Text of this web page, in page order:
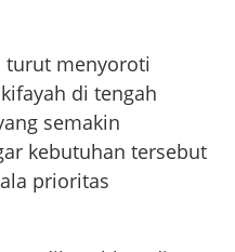
turut menyoroti
di tengah
semakin
kebutuhan tersebut
prioritas